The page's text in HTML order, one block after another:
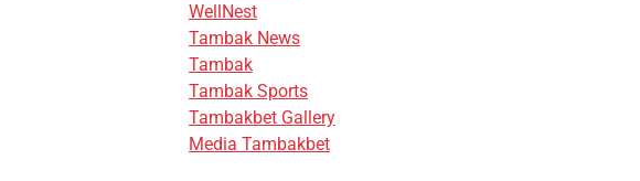
WellNest
Tambak News
Tambak
Tambak Sports
Tambakbet Gallery
Media Tambakbet